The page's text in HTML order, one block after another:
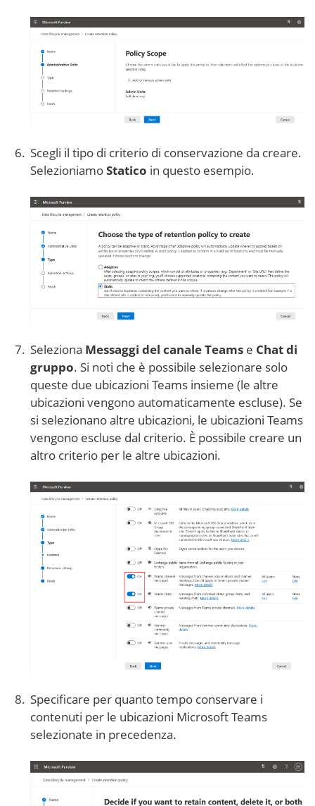
Scegli il tipo di criterio di conservazione da creare.
SelezioniamoStatico in questo esempio.
Seleziona Messaggi del canale Teams e Chat di
gruppo. Si noti che è possibile selezionare solo
queste due ubicazioni Teams insieme (le altre
ubicazioni vengono automaticamente escluse). Se
si selezionano altre ubicazioni, le ubicazioni Teams
vengono escluse dal criterio. È possibile creare un
altro criterio per le altre ubicazioni.
Specificare per quanto tempo conservare i
contenuti per le ubicazioni Microsoft Teams
selezionate in precedenza.